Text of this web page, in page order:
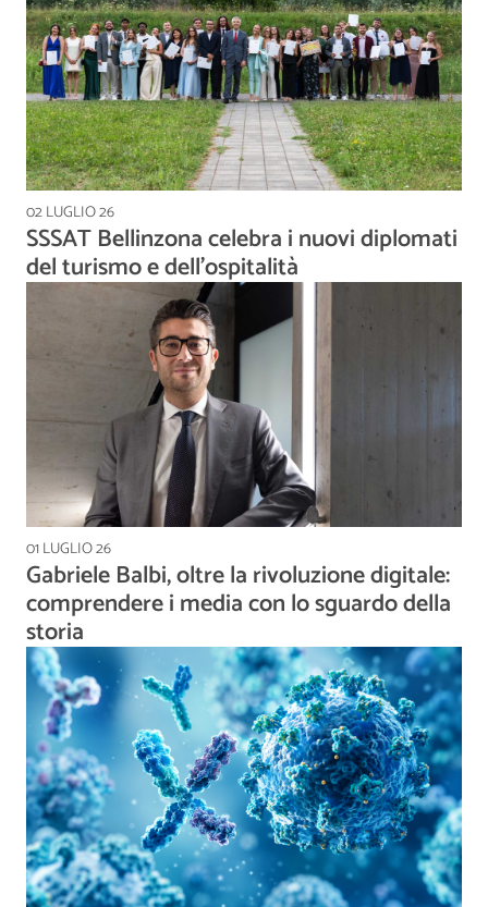
02 LUGLIO 26
SSSAT Bellinzona celebra i nuovi diplomati
del turismo e dell'ospitalità
01 LUGLIO 26
Gabriele Balbi, oltre la rivoluzione digitale:
comprendere i media con lo sguardo della
storia